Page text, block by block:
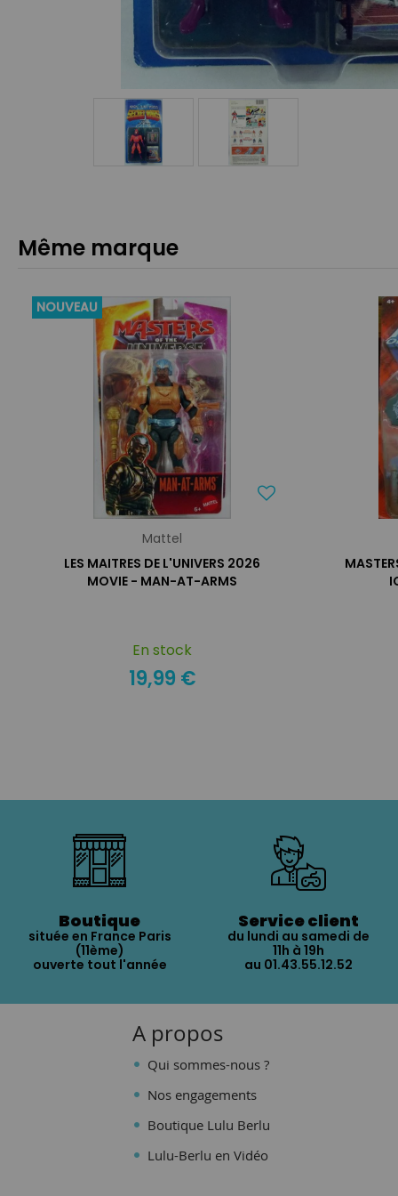
Même marque
NOUVEAU
Mattel
LES MAITRES DE L'UNIVERS 2026
MOVIE - MAN-AT-ARMS
En stock
19,99 €
Boutique
située en France Paris
(11ème)
ouverte tout l'année
Service client
du lundi au samedi de
11h à 19h
au 01.43.55.12.52
A propos
Qui sommes-nous ?
Nos engagements
Boutique Lulu Berlu
Lulu-Berlu en Vidéo